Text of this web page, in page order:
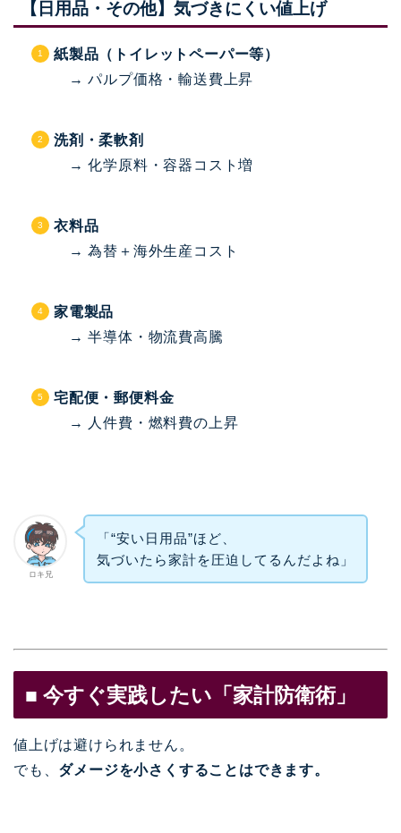
【日用品・その他】気づきにくい値上げ
紙製品（トイレットペーパー等）
→ パルプ価格・輸送費上昇
洗剤・柔軟剤
→ 化学原料・容器コスト増
衣料品
→ 為替＋海外生産コスト
家電製品
→ 半導体・物流費高騰
宅配便・郵便料金
→ 人件費・燃料費の上昇
ロキ兄
「“安い日用品”ほど、
気づいたら家計を圧迫してるんだよね」
■ 今すぐ実践したい「家計防衛術」
値上げは避けられません。
でも、 ダメージを小さくすることはできます。